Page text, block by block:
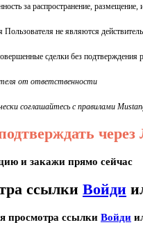
за распространение,
не являются
сделки без
от ответственности
соглашайтесь с правилами
и закaжи прямо сейчас
ссылки Войди
просмотра ссылки Войди